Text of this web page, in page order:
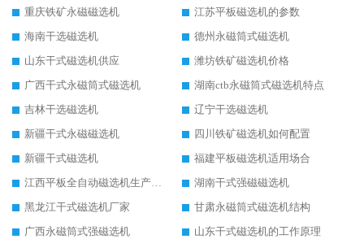
重庆铁矿永磁磁选机
江苏平板磁选机的参数
海南干选磁选机
德州永磁筒式磁选机
山东干式磁选机供应
潍坊铁矿磁选机价格
广西干式永磁筒式磁选机
湖南ctb永磁筒式磁选机特点
吉林干选磁选机
辽宁干选磁选机
新疆干式永磁磁选机
四川铁矿磁选机如何配置
新疆干式磁选机
福建平板磁选机适用场合
江西平板全自动磁选机生产厂家
湖南干式强磁磁选机
黑龙江干式磁选机厂家
甘肃永磁筒式磁选机结构
广西永磁筒式强磁选机
山东干式磁选机的工作原理